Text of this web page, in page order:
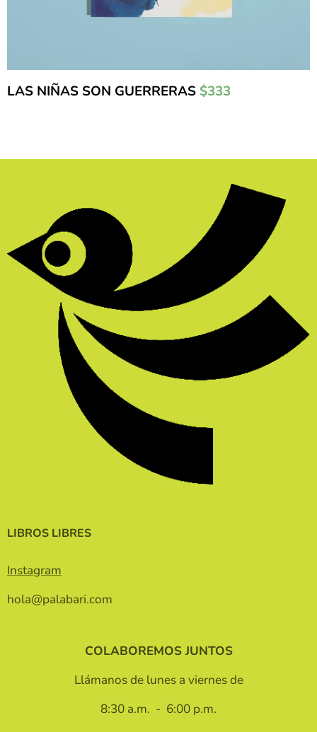
LAS NIÑAS SON GUERRERAS $333
LIBROS LIBRES
Instagram
hola@palabari.com
COLABOREMOS JUNTOS
Llámanos de lunes a viernes de
8:30 a.m. - 6:00 p.m.